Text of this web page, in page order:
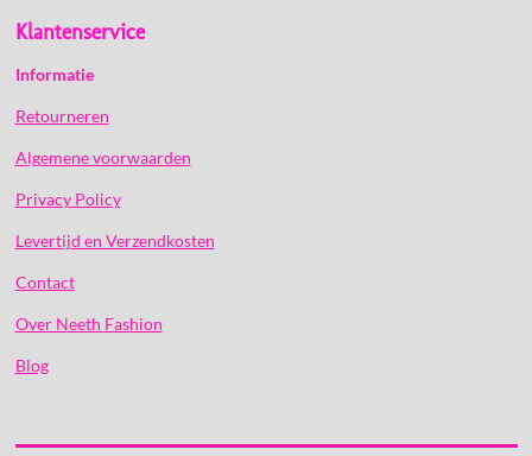
Klantenservice
Informatie
Retourneren
Algemene voorwaarden
Privacy Policy
Levertijd en Verzendkosten
Contact
Over Neeth Fashion
Blog